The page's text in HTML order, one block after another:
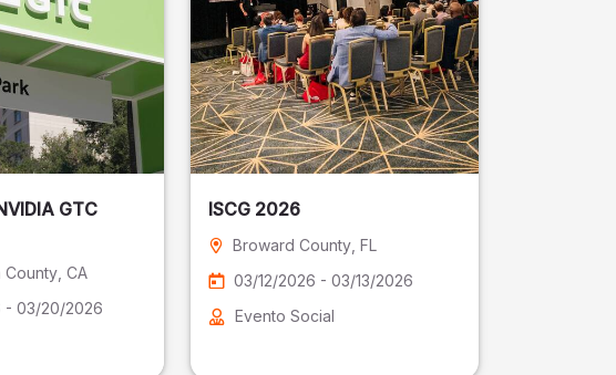
GTC
County , CA
- 03/20/2026
ISCG 2026
Broward County, FL
03/12/2026 - 03/13/2026
Evento Social